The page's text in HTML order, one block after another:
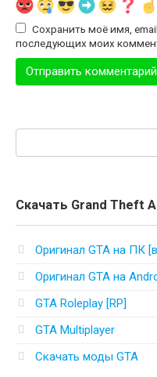
Сохранить моё имя,
последующих моих
Поиск:
Скачать Grand Theft
Оригинал GTA на ПК
Оригинал GTA на
GTA Roleplay [RP]
GTA Multiplayer
Скачать моды GTA